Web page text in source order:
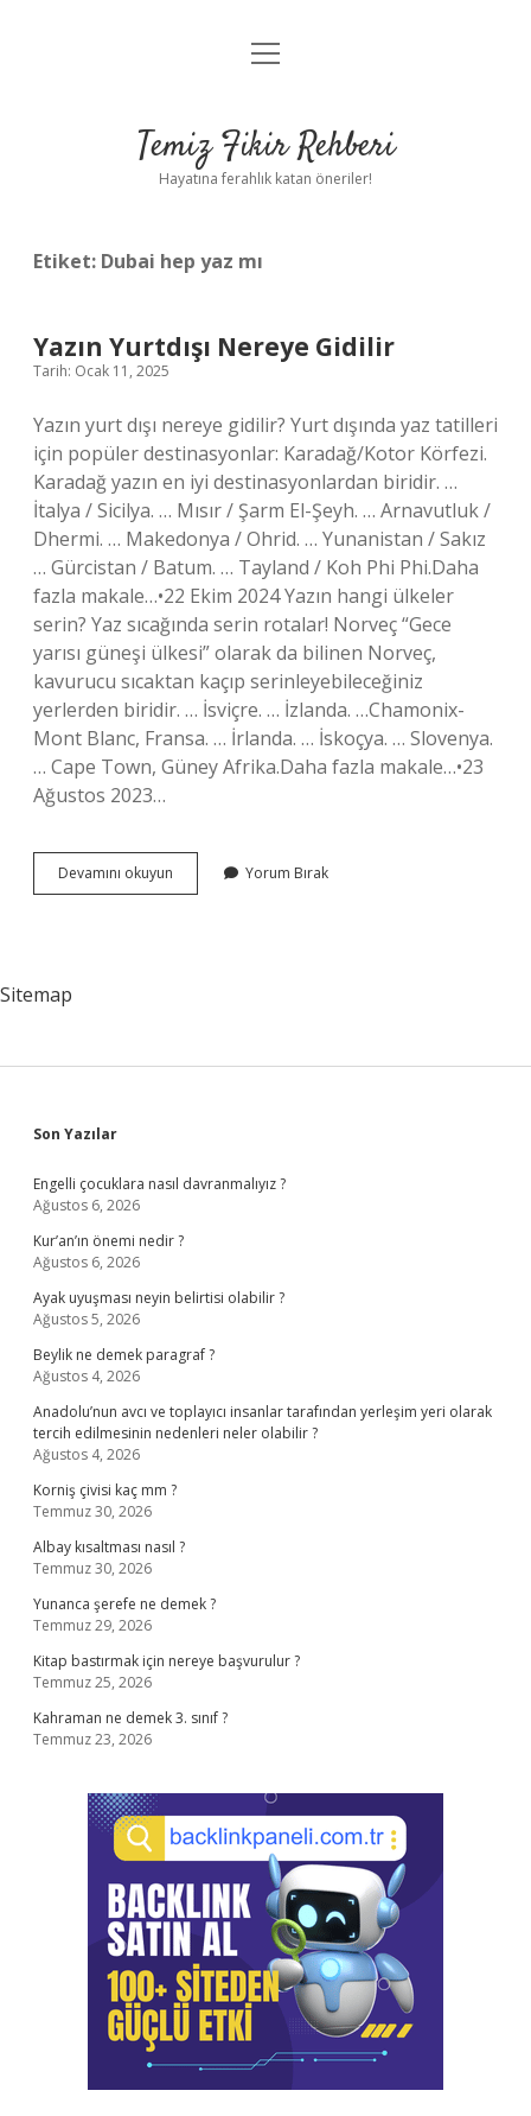
Anasayfa
Yasal Uyarı
menüyü
Temiz Fikir Rehberi
Hayatına ferahlık katan öneriler!
Etiket: Dubai hep yaz mı
Yazın Yurtdışı Nereye Gidilir
Tarih: Ocak 11, 2025
Yazın yurt dışı nereye gidilir? Yurt dışında yaz tatilleri
için popüler destinasyonlar: Karadağ/Kotor Körfezi.
Karadağ yazın en iyi destinasyonlardan biridir. …
İtalya / Sicilya. … Mısır / Şarm El-Şeyh. … Arnavutluk /
Dhermi. … Makedonya / Ohrid. … Yunanistan / Sakız
… Gürcistan / Batum. … Tayland / Koh Phi Phi.Daha
fazla makale…•22 Ekim 2024 Yazın hangi ülkeler
serin? Yaz sıcağında serin rotalar! Norveç “Gece
yarısı güneşi ülkesi” olarak da bilinen Norveç,
kavurucu sıcaktan kaçıp serinleyebileceğiniz
yerlerden biridir. … İsviçre. … İzlanda. …Chamonix-
Mont Blanc, Fransa. … İrlanda. … İskoçya. … Slovenya.
… Cape Town, Güney Afrika.Daha fazla makale…•23
Ağustos 2023…
Devamını okuyun
Yurtdışı
Yorum Bırak
Sitemap
Sidebar
Son Yazılar
Engelli çocuklara nasıl davranmalıyız ?
Ağustos 6, 2026
Kur’an’ın önemi nedir ?
Ağustos 6, 2026
Ayak uyuşması neyin belirtisi olabilir ?
Ağustos 5, 2026
Beylik ne demek paragraf ?
Ağustos 4, 2026
Anadolu’nun avcı ve toplayıcı insanlar tarafından yerleşim yeri olarak
tercih edilmesinin nedenleri neler olabilir ?
Ağustos 4, 2026
Korniş çivisi kaç mm ?
Temmuz 30, 2026
Albay kısaltması nasıl ?
Temmuz 30, 2026
Yunanca şerefe ne demek ?
Temmuz 29, 2026
Kitap bastırmak için nereye başvurulur ?
Temmuz 25, 2026
Kahraman ne demek 3. sınıf ?
Temmuz 23, 2026